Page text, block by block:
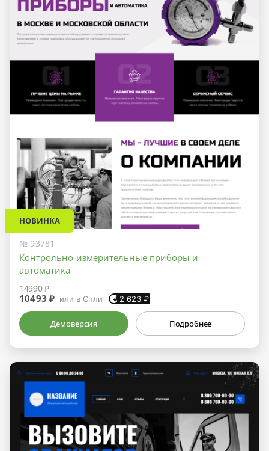
НОВИНКА
№ 93781
Контрольно-измерительные приборы и
автоматика
14990 ₽
10493 ₽ или в Сплит 2 623 ₽
Демоверсия Подробнее